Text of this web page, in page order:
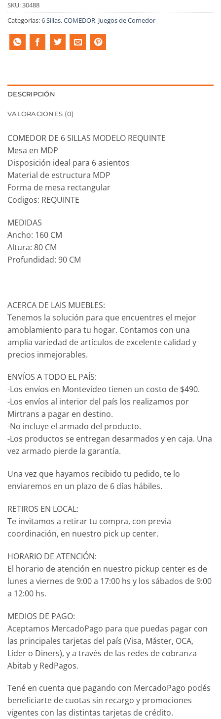
SKU:30488
Categorías:6 Sillas,COMEDOR, Juegos de Comedor
DESCRIPCIÓN
VALORACIONES (0)
COMEDOR DE 6 SILLAS MODELO REQUINTE
Mesa en MDP
Disposición ideal para 6 asientos
Material de estructura MDP
Forma de mesa rectangular
Codigos: REQUINTE
MEDIDAS
Ancho: 160 CM
Altura: 80 CM
Profundidad: 90 CM
ACERCA DE LAIS MUEBLES:
Tenemos la solución para que encuentres el mejor
amoblamiento para tu hogar. Contamos con una
amplia variedad de artículos de excelente calidad y
precios inmejorables.
ENVÍOS A TODO EL PAÍS:
-Los envíos en Montevideo tienen un costo de $490.
-Los envíos al interior del país los realizamos por
Mirtrans a pagar en destino.
-No incluye el armado del producto.
-Los productos se entregan desarmados y en caja. Una
vez armado pierde la garantía.
Una vez que hayamos recibido tu pedido, te lo
enviaremos en un plazo de 6 días hábiles.
RETIROS EN LOCAL:
Te invitamos a retirar tu compra, con previa
coordinación, en nuestro pick up center.
HORARIO DE ATENCIÓN:
El horario de atención en nuestro pickup center es de
lunes a viernes de 9:00 a 17:00 hs y los sábados de 9:00
a 12:00 hs.
MEDIOS DE PAGO:
Aceptamos MercadoPago para que puedas pagar con
las principales tarjetas del país (Visa, Máster, OCA,
Líder o Diners), y a través de las redes de cobranza
Abitab y RedPagos.
Tené en cuenta que pagando con MercadoPago podés
beneficiarte de cuotas sin recargo y promociones
vigentes con las distintas tarjetas de crédito.